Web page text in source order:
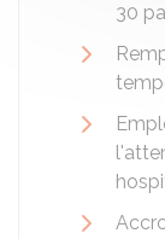
30